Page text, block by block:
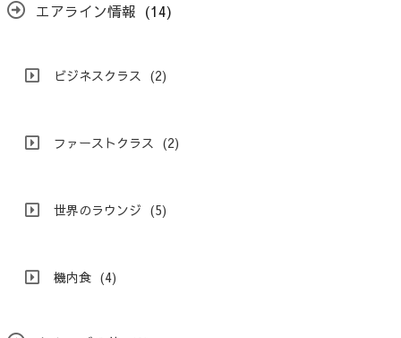
エアライン情報 (14)
ビジネスクラス (2)
ファーストクラス (2)
世界のラウンジ (5)
機内食 (4)